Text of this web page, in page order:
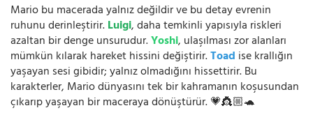
Mario bu macerada yalnız değildir ve bu detay evrenin
ruhunu derinleştirir.Luigi, daha temkinli yapısıyla riskleri
azaltan bir denge unsurudur.Yoshi, ulaşılması zor alanları
mümkün kılarak hareket hissini değiştirir.Toad ise krallığın
yaşayan sesi gibidir; yalnız olmadığını hissettirir. Bu
karakterler, Mario dünyasını tek bir kahramanın koşusundan
çıkarıp yaşayan bir maceraya dönüştürür. 💗👸🏼🐢